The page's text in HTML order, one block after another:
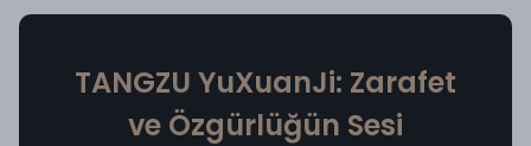
TANGZU YuXuanJi: Zarafet
ve Özgürlüğün Sesi